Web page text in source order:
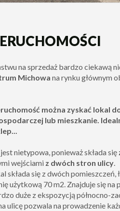
na sprzedaż bardzo ciekawą
Michowa na rynku głównym
można zyskać lokal
lub mieszkanie.
nietypowa, ponieważ składa się
wejściami z dwóch stron ulicy.
składa się z dwóch pomieszczeń,
użytkową 70 m2. Znajduje się na
duże z ekspozycją północno-
ulicę pozwala na prowadzenie